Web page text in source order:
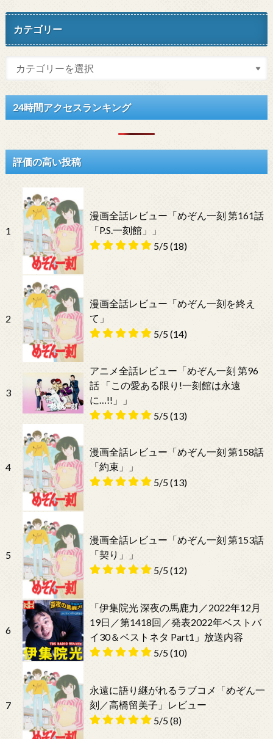
カテゴリー
24時間アクセスランキング
評価の高い投稿
1
漫画全話レビュー「めぞん一刻 第161話
「P.S.一刻館」」
5/5(18)
2
漫画全話レビュー「めぞん一刻を終え
て」
5/5(14)
3
アニメ全話レビュー「めぞん一刻 第96
話 「この愛ある限り!一刻館は永遠
に…!!」」
5/5(13)
4
漫画全話レビュー「めぞん一刻 第158話
「約束」」
5/5(13)
5
漫画全話レビュー「めぞん一刻 第153話
「契り」」
5/5(12)
6
「伊集院光 深夜の馬鹿力／2022年12月
19日／第1418回／発表2022年ベストバ
イ30＆ベストネタ Part1」放送内容
5/5(10)
7
永遠に語り継がれるラブコメ「めぞん一
刻／高橋留美子」レビュー
5/5(8)